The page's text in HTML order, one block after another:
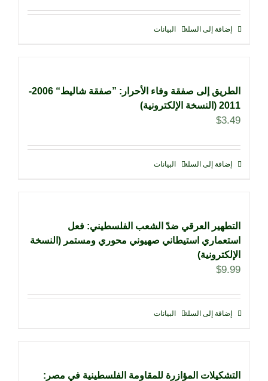
إضافة إلى السلة البيانات
الطريق إلى صفقة وفاء الأحرار: ”صفقة شاليط“ 2006-
2011 (النسخة الإلكترونية)
$3.49
إضافة إلى السلة البيانات
التطهير العرقي ضدّ الشعب الفلسطيني: فعل
استعماري استيطاني صهيوني محوري ومستمر (النسخة
الإلكترونية)
$9.99
إضافة إلى السلة البيانات
التشكيلات المؤازرة للمقاومة الفلسطينية في مصر: